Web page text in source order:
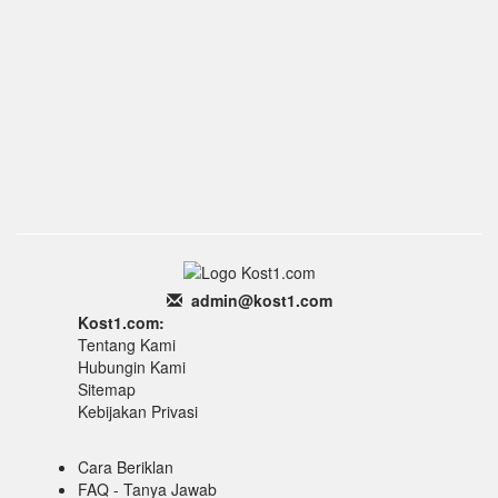
admin@kost1.com
Kost1.com:
Tentang Kami
Hubungin Kami
Sitemap
Kebijakan Privasi
Cara Beriklan
FAQ - Tanya Jawab